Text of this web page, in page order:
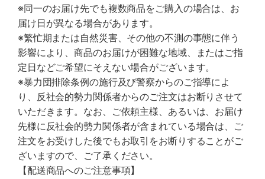
※同一のお届け先でも複数商品をご購入の場合は、お
届け日が異なる場合があります。
※繁忙期または自然災害、その他の不測の事態に伴う
影響により、商品のお届けが困難な地域、またはご指
定日などご希望にそえない場合がございます。
※暴力団排除条例の施行及び警察からのご指導によ
り、反社会的勢力関係者からのご注文はお断りさせて
いただきます。なお、ご依頼主様、あるいは、お届け
先様に反社会的勢力関係者が含まれている場合は、ご
注文をお受けした後でもお取引をお断りすることがご
ざいますので、ご了承ください。
【配送商品へのご注意事項】